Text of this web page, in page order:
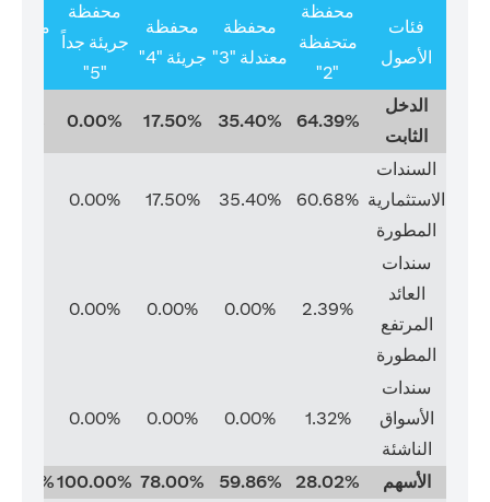
فئات
الأصول
محفظة
متحفظة
"2"
محفظة
معتدلة "3"
محفظة
جريئة "4"
محفظة
جريئة جداً
"5"
الدخل
الثابت
64.39%
35.40%
17.50%
0.00%
السندات
الاستثمارية
المطورة
60.68%
35.40%
17.50%
0.00%
سندات
العائد
المرتفع
المطورة
2.39%
0.00%
0.00%
0.00%
سندات
الأسواق
الناشئة
1.32%
0.00%
0.00%
0.00%
الأسهم 28.02%
59.86%
78.00%
100.00%